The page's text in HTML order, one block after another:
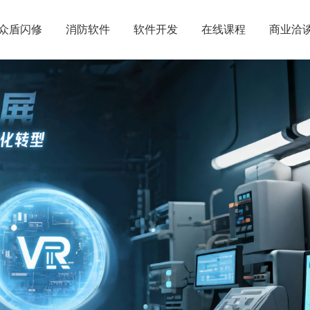
盾闪修 消防软件 软件开发 在线课程 商业洽